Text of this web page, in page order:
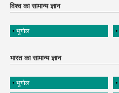
विश्व का सामान्य ज्ञान
भूगोल
भारत का सामान्य ज्ञान
भूगोल